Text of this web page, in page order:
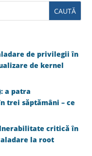
de privilegii în
de kernel
a patra
trei săptămâni – ce
critică în
la root